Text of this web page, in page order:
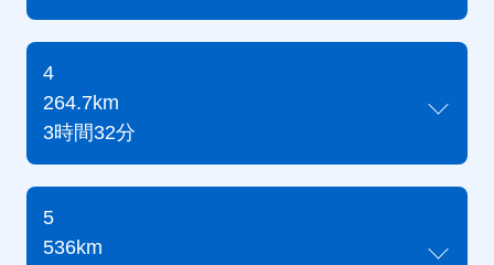
4
264.7km
3時間32分
5
536km